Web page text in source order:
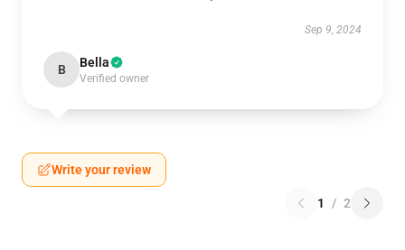
Sep 9, 2024
B Bella
Verified owner
Write your review
1 / 2